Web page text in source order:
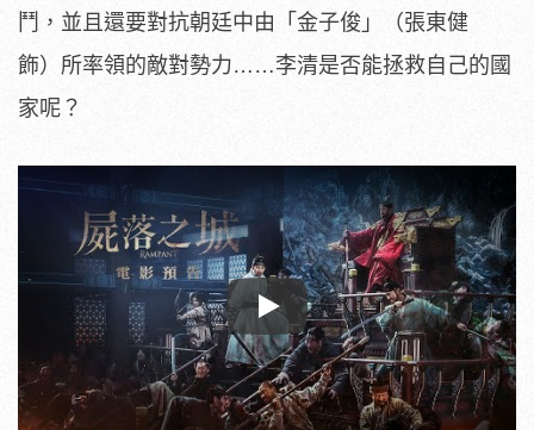
鬥，並且還要對抗朝廷中由「金子俊」（張東健
飾）所率領的敵對勢力……李清是否能拯救自己的國
家呢？
Play